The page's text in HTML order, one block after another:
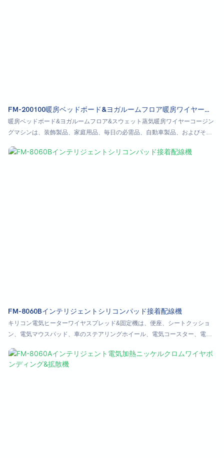
FM-200100暖房ベッドボード&ヨガルームフロア暖房ワイヤーコ
イルマシン
暖房ベッドボード&ヨガルームフロア&スウェット蒸気暖房ワイヤーコージン
グマシンは、装飾製品、家庭用品、毎日の必需品、自動車製品、およびその
FM-8060Bインテリジェントシリコンパッド接着配線機
キリコン電気ヒーターワイヤスプレッド&固定機は、便座、シートクッショ
ン、電気マウスパッド、車のステアリングホイール、電気コースター、電気
す。